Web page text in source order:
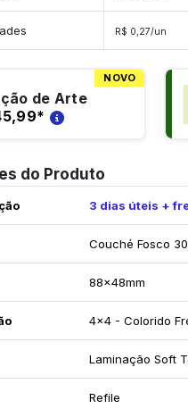
unidades R$ 0,27/un
NOVO
de Arte
*
do Produto
3 dias úteis +
Couché Fosco
88x48mm
4x4 - Colorido
Laminação Soft
Refile